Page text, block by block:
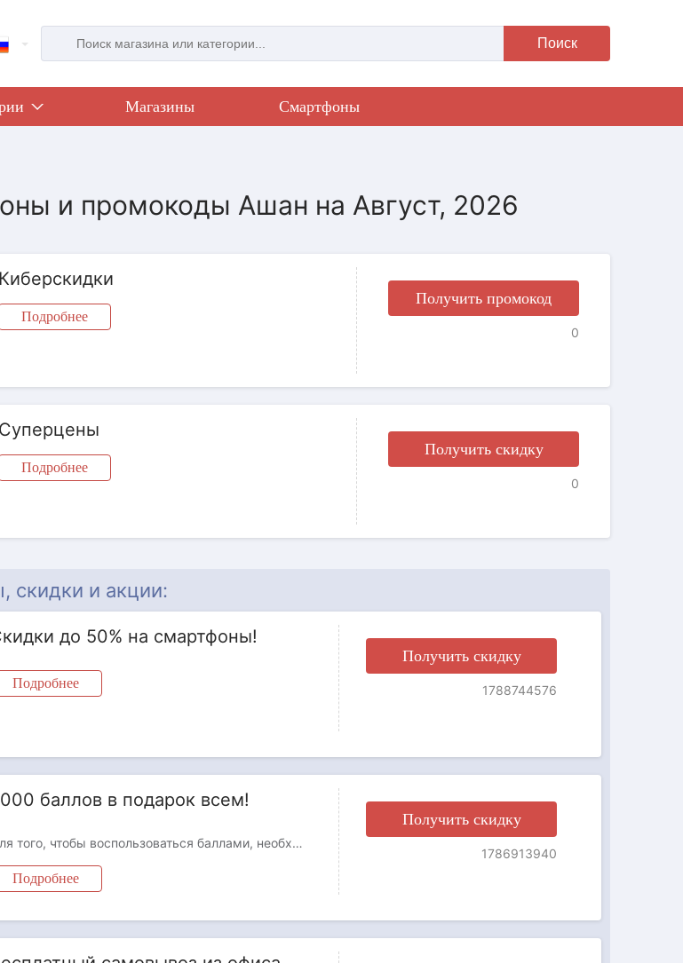
Поиск
Магазины Смартфоны
и промокоды Ашан на Август, 2026
Киберскидки
Подробнее
Получить промокод
0
Суперцены
Подробнее
Получить скидку
0
скидки и акции:
до 50% на смартфоны!
Подробнее
Получить скидку
1788744576
баллов в подарок всем!
Для того, чтобы воспользоваться баллами, необходимо авторизоваться на нашем сайте. Баллы действуют на все товары, за исключением товаров с финальной ценой и не суммируются с промокодами. Баллами можно оплатить до 30% покупки. 1 балл = 1 рубль Акция действует до 16 августа включительно.
Подробнее
Получить скидку
1786913940